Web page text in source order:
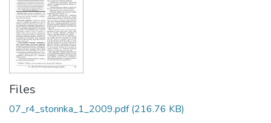
Files
07_r4_storinka_1_2009.pdf(216.76 KB)